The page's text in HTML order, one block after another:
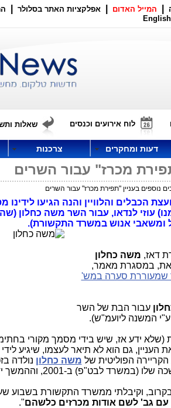
המייל האדום אפלקציות האתר בסלולר
English
לוח אירועים וכנסים שאלות
דעות ומחקרים צרכנות
מכרז" עבור השרים
נוספים בעניין "תפירת מכרז" עבור השרים
והלוויין והנה הגיעו לידינו
עוזי לנדאו, עבור השר משה כחלון
ומשאבי אנוש במשרד התקשורת).
דאז, משה כחלון
במסגרת מאמר,
שמעוררת סערה במש'
עבור הבת של השר
המשנה ליועמ"ש).
העניין, גם הוא לא תיאר לעצמו, שיגיע
הפוליטית של משה כחלון נולדה
לבט"פ) ב-2001, וההמשך ידוע.
וקיבלתי ממשרד התקשורת בשבוע
גב' לשם אודות מכרזים כלשהם".